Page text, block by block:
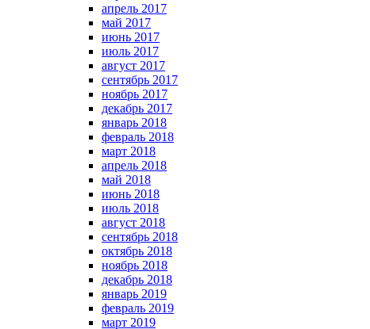
апрель 2017
май 2017
июнь 2017
июль 2017
август 2017
сентябрь 2017
ноябрь 2017
декабрь 2017
январь 2018
февраль 2018
март 2018
апрель 2018
май 2018
июнь 2018
июль 2018
август 2018
сентябрь 2018
октябрь 2018
ноябрь 2018
декабрь 2018
январь 2019
февраль 2019
март 2019